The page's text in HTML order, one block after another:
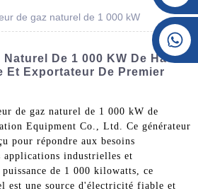
+86 177 8117 4421
+86 138 8076 0589
de gaz naturel de 1 000 kW
De 1 000 KW De Haute
Et Exportateur De Premier
de gaz naturel de 1 000 kW de
Equipment Co., Ltd. Ce générateur
pour répondre aux besoins
applications industrielles et
de 1 000 kilowatts, ce
est une source d'électricité fiable et